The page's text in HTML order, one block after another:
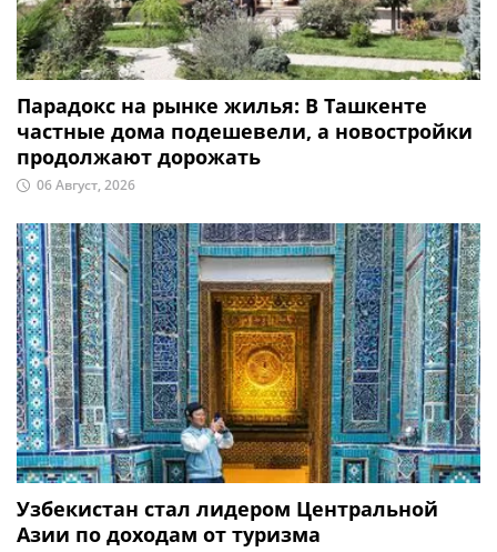
Парадокс на рынке жилья: В Ташкенте
частные дома подешевели, а новостройки
продолжают дорожать
06 Август, 2026
Узбекистан стал лидером Центральной
Азии по доходам от туризма